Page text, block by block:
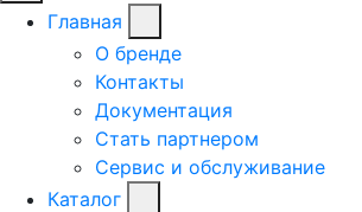
Главная
О бренде
Контакты
Документация
Стать партнером
Сервис и обслуживание
Каталог